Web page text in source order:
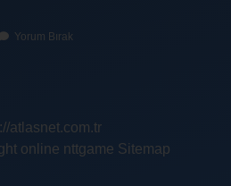
Yorum Bırak
atlasnet.com.tr
online nttgame Sitemap